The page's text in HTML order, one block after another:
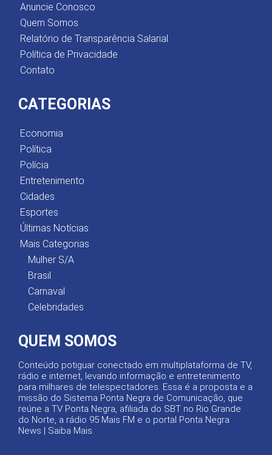
Anuncie Conosco
Quem Somos
Relatório de Transparência Salarial
Política de Privacidade
Contato
CATEGORIAS
Economia
Política
Polícia
Entretenimento
Cidades
Esportes
Últimas Notícias
Mais Categorias
Mulher S/A
Brasil
Carnaval
Celebridades
QUEM SOMOS
Conteúdo potiguar conectado em multiplataforma de TV,
rádio e internet, levando informação e entretenimento
para milhares de telespectadores. Essa é a proposta e a
missão do Sistema Ponta Negra de Comunicação, que
reúne a TV Ponta Negra, afiliada do SBT no Rio Grande
do Norte, a rádio 95 Mais FM e o portal Ponta Negra
News | Saiba Mais.